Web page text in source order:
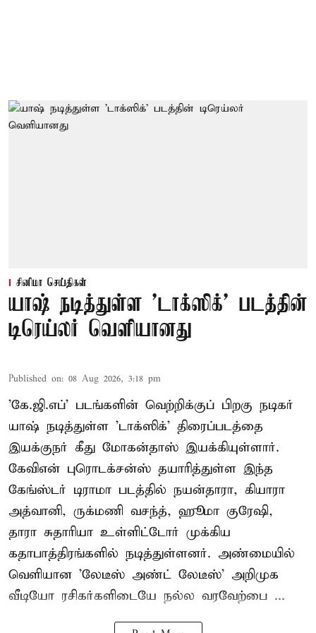
சினிமா செய்திகள்
யாஷ் நடித்துள்ள 'டாக்‌ஸிக்' படத்தின்
டிரெய்லர் வெளியானது
Published on: 08 Aug 2026, 3:18 pm
'கே.ஜி.எப்' படங்களின் வெற்றிக்குப் பிறகு நடிகர்
யாஷ் நடித்துள்ள 'டாக்ஸிக்' திரைப்படத்தை
இயக்குநர் கீது மோகன்தாஸ் இயக்கியுள்ளார்.
கேவிஎன் புரொடக்சன்ஸ் தயாரித்துள்ள இந்த
கேங்ஸ்டர் டிராமா படத்தில் நயன்தாரா, கியாரா
அத்வானி, ருக்மணி வசந்த், ஹூமா குரேஷி,
தாரா சுதாரியா உள்ளிட்டோர் முக்கிய
கதாபாத்திரங்களில் நடித்துள்ளனர். அண்மையில்
வெளியான 'லேடீஸ் அண்ட் லேடீஸ்' அறிமுக
வீடியோ ரசிகர்களிடையே நல்ல வரவேற்பை ...